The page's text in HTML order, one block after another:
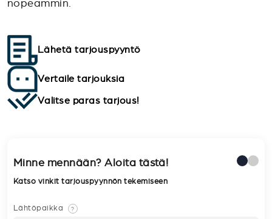
nopeammin.
Lähetä tarjouspyyntö
Vertaile tarjouksia
Valitse paras tarjous!
Minne mennään? Aloita tästä!
Katso vinkit tarjouspyynnön tekemiseen
Lähtöpaikka ?